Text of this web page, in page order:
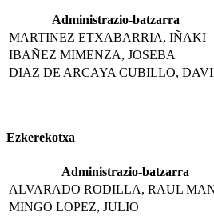
Administrazio-batzarra
MARTINEZ ETXABARRIA, IÑAKI
IBAÑEZ MIMENZA, JOSEBA
DIAZ DE ARCAYA CUBILLO,
Ezkerekotxa
Administrazio-batzarra
ALVARADO RODILLA, RAUL
MINGO LOPEZ, JULIO